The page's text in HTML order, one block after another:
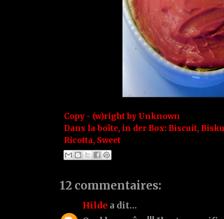
Copy - (w)right by Unknown
Dans la boîte, in der Box: Biscuit,
Ricotta, Sweet
12 commentaires:
Hilde a dit…